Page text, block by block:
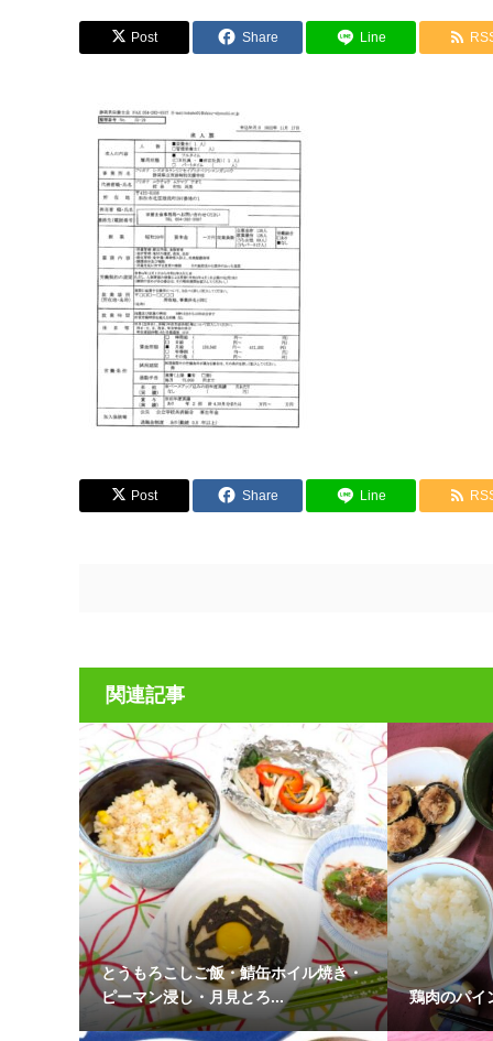
Post Share Line
Post Share Line
関連記事
とうもろこしご飯・鯖缶ホイル焼き・
ピーマン浸し・月見とろ...
鶏肉のパイ